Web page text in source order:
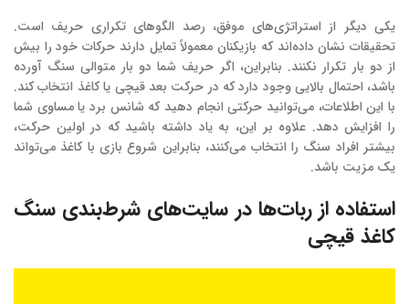
یکی دیگر از استراتژی‌های موفق، رصد الگوهای تکراری حریف است.
تحقیقات نشان داده‌اند که بازیکنان معمولاً تمایل دارند حرکات خود را بیش
از دو بار تکرار نکنند. بنابراین، اگر حریف شما دو بار متوالی سنگ آورده
باشد، احتمال بالایی وجود دارد که در حرکت بعد قیچی یا کاغذ انتخاب کند.
با این اطلاعات، می‌توانید حرکتی انجام دهید که شانس برد یا مساوی شما
را افزایش دهد. علاوه بر این، به یاد داشته باشید که در اولین حرکت،
بیشتر افراد سنگ را انتخاب می‌کنند، بنابراین شروع بازی با کاغذ می‌تواند
یک مزیت باشد.
استفاده از ربات‌ها در سایت‌های شرط‌بندی سنگ
کاغذ قیچی